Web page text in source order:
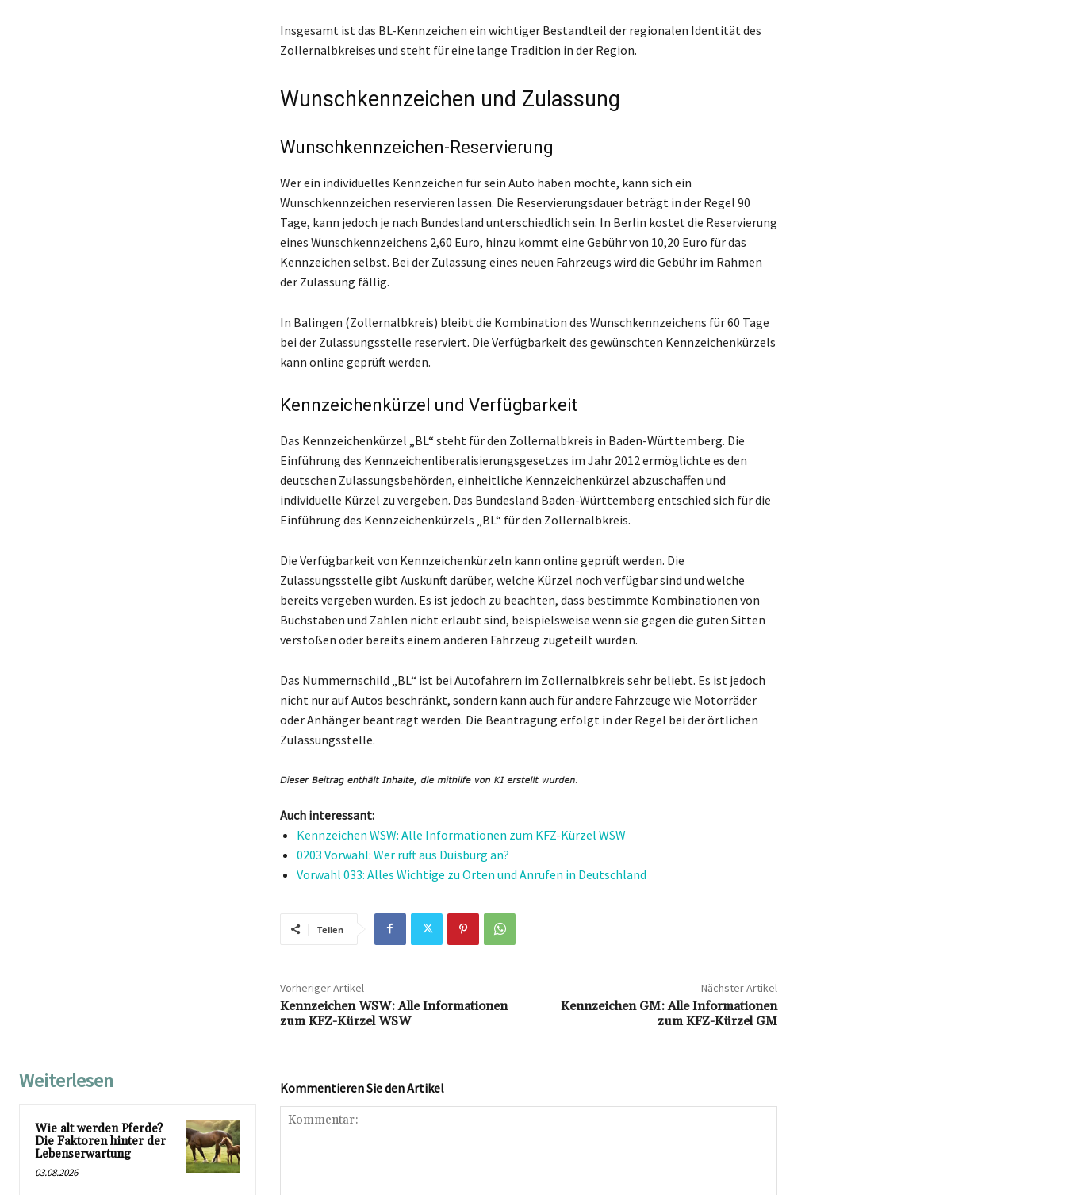
Insgesamt ist das BL-Kennzeichen ein wichtiger Bestandteil der regionalen Identität des
Zollernalbkreises und steht für eine lange Tradition in der Region.
Wunschkennzeichen und Zulassung
Wunschkennzeichen-Reservierung
Wer ein individuelles Kennzeichen für sein Auto haben möchte, kann sich ein
Wunschkennzeichen reservieren lassen. Die Reservierungsdauer beträgt in der Regel 90
Tage, kann jedoch je nach Bundesland unterschiedlich sein. In Berlin kostet die Reservierung
eines Wunschkennzeichens 2,60 Euro, hinzu kommt eine Gebühr von 10,20 Euro für das
Kennzeichen selbst. Bei der Zulassung eines neuen Fahrzeugs wird die Gebühr im Rahmen
der Zulassung fällig.
In Balingen (Zollernalbkreis) bleibt die Kombination des Wunschkennzeichens für 60 Tage
bei der Zulassungsstelle reserviert. Die Verfügbarkeit des gewünschten Kennzeichenkürzels
kann online geprüft werden.
Kennzeichenkürzel und Verfügbarkeit
Das Kennzeichenkürzel „BL“ steht für den Zollernalbkreis in Baden-Württemberg. Die
Einführung des Kennzeichenliberalisierungsgesetzes im Jahr 2012 ermöglichte es den
deutschen Zulassungsbehörden, einheitliche Kennzeichenkürzel abzuschaffen und
individuelle Kürzel zu vergeben. Das Bundesland Baden-Württemberg entschied sich für die
Einführung des Kennzeichenkürzels „BL“ für den Zollernalbkreis.
Die Verfügbarkeit von Kennzeichenkürzeln kann online geprüft werden. Die
Zulassungsstelle gibt Auskunft darüber, welche Kürzel noch verfügbar sind und welche
bereits vergeben wurden. Es ist jedoch zu beachten, dass bestimmte Kombinationen von
Buchstaben und Zahlen nicht erlaubt sind, beispielsweise wenn sie gegen die guten Sitten
verstoßen oder bereits einem anderen Fahrzeug zugeteilt wurden.
Das Nummernschild „BL“ ist bei Autofahrern im Zollernalbkreis sehr beliebt. Es ist jedoch
nicht nur auf Autos beschränkt, sondern kann auch für andere Fahrzeuge wie Motorräder
oder Anhänger beantragt werden. Die Beantragung erfolgt in der Regel bei der örtlichen
Zulassungsstelle.
Auch interessant:
Kennzeichen WSW: Alle Informationen zum KFZ-Kürzel WSW
0203 Vorwahl: Wer ruft aus Duisburg an?
Vorwahl 033: Alles Wichtige zu Orten und Anrufen in Deutschland
Teilen
Vorheriger Artikel
Kennzeichen WSW: Alle Informationen
zum KFZ-Kürzel WSW
Nächster Artikel
Kennzeichen GM: Alle Informationen
zum KFZ-Kürzel GM
Weiterlesen
Wie alt werden Pferde?
Die Faktoren hinter der
Lebenserwartung
03.08.2026
Kommentieren Sie den Artikel